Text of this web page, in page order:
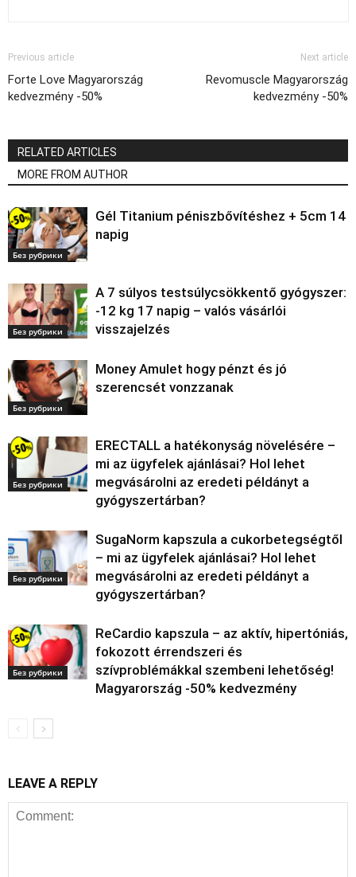
Previous article
Forte Love Magyarország
kedvezmény -50%
Next article
Revomuscle Magyarország
kedvezmény -50%
RELATED ARTICLES
MORE FROM AUTHOR
Без рубрики
Gél Titanium péniszbővítéshez + 5cm 14
napig
Без рубрики
A 7 súlyos testsúlycsökkentő gyógyszer:
-12 kg 17 napig – valós vásárlói
visszajelzés
Без рубрики
Money Amulet hogy pénzt és jó
szerencsét vonzzanak
Без рубрики
ERECTALL a hatékonyság növelésére –
mi az ügyfelek ajánlásai? Hol lehet
megvásárolni az eredeti példányt a
gyógyszertárban?
Без рубрики
SugaNorm kapszula a cukorbetegségtől
– mi az ügyfelek ajánlásai? Hol lehet
megvásárolni az eredeti példányt a
gyógyszertárban?
Без рубрики
ReCardio kapszula – az aktív, hipertóniás,
fokozott érrendszeri és
szívproblémákkal szembeni lehetőség!
Magyarország -50% kedvezmény
LEAVE A REPLY